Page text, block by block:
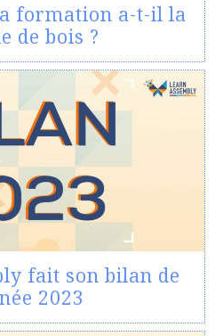
formation a-t-il la
de bois ?
fait son bilan de
2023